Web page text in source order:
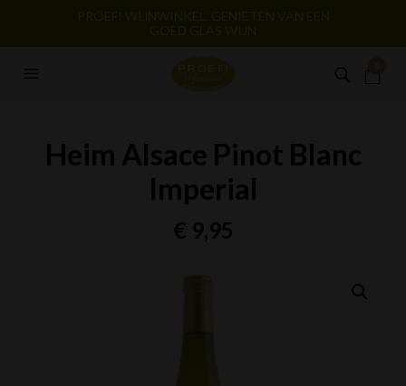
PROEF! WIJNWINKEL. GENIETEN VAN EEN
GOED GLAS WIJN
Heim Alsace Pinot Blanc
Imperial
€ 9,95